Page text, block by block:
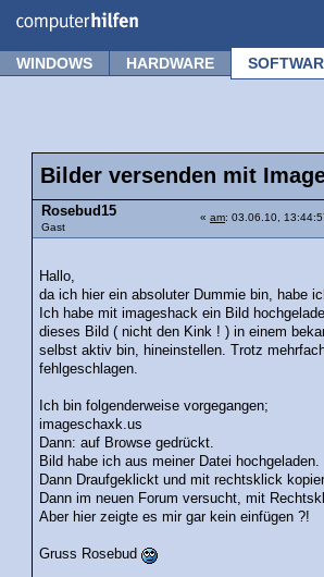
WINDOWS HARDWARE
Bilder versenden mit
Rosebud15
Gast
« am: 03.06.10,
Hallo,
da ich hier ein absoluter Dummie bin, habe
Ich habe mit imageshack ein Bild
dieses Bild ( nicht den Kink ! ) in einem
selbst aktiv bin, hineinstellen. Trotz
fehlgeschlagen.
Ich bin folgenderweise vorgegangen;
imageschaxk.us
Dann: auf Browse gedrückt.
Bild habe ich aus meiner Datei hochgeladen.
Dann Draufgeklickt und mit rechtsklick
Dann im neuen Forum versucht, mit
Aber hier zeigte es mir gar kein einfügen ?!
Gruss Rosebud